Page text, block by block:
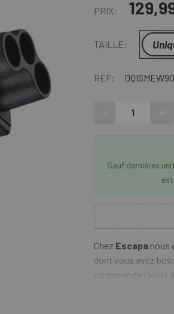
PRIX:
TAILLE:
RÉF:
Sauf dernières
Chez Escapa nous
dont vous avez
commande/joint
Les trois entrées